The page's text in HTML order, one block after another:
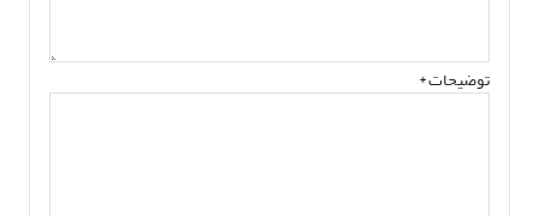
توضیحات *